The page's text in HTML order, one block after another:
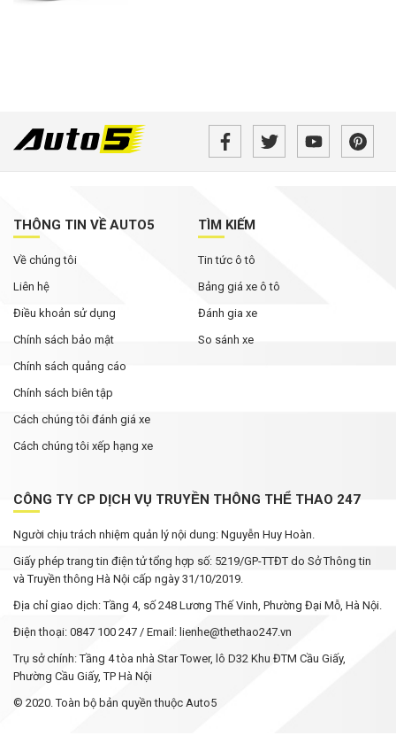
THÔNG TIN VỀ AUTO5
Về chúng tôi
Liên hệ
Điều khoản sử dụng
Chính sách bảo mật
Chính sách quảng cáo
Chính sách biên tập
Cách chúng tôi đánh giá xe
Cách chúng tôi xếp hạng xe
TÌM KIẾM
Tin tức ô tô
Bảng giá xe ô tô
Đánh gia xe
So sánh xe
CÔNG TY CP DỊCH VỤ TRUYỀN THÔNG THỂ THAO 247
Người chịu trách nhiệm quản lý nội dung: Nguyễn Huy Hoàn.
Giấy phép trang tin điện tử tổng hợp số: 5219/GP-TTĐT do Sở Thông tin
và Truyền thông Hà Nội cấp ngày 31/10/2019.
Địa chỉ giao dịch: Tầng 4, số 248 Lương Thế Vinh, Phường Đại Mỗ, Hà Nội.
Điện thoại: 0847 100 247 / Email: lienhe@thethao247.vn
Trụ sở chính: Tầng 4 tòa nhà Star Tower, lô D32 Khu ĐTM Cầu Giấy,
Phường Cầu Giấy, TP Hà Nội
© 2020. Toàn bộ bản quyền thuộc Auto5